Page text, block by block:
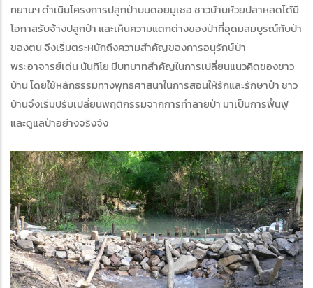
ทยานฯ ดำเนินโครงการปลูกป่าบนดอยมูเซอ ชาวบ้านห้วยปลาหลดได้มี
โอกาสรับจ้างปลูกป่า และเห็นความแตกต่างของป่าที่อุดมสมบูรณ์กับป่า
ของตน จึงเริ่มตระหนักถึงความสำคัญของการอนุรักษ์ป่า
พระอาจารย์เด่น นันทิโย มีบทบาทสำคัญในการเปลี่ยนแนวคิดของชาว
บ้าน โดยใช้หลักธรรมทางพุทธศาสนาในการสอนให้รักและรักษาป่า ชาว
บ้านจึงเริ่มปรับเปลี่ยนพฤติกรรมจากการทำลายป่า มาเป็นการฟื้นฟู
และดูแลป่าอย่างจริงจัง